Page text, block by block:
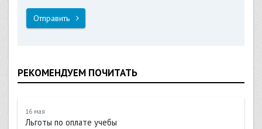
Отправить
РЕКОМЕНДУЕМ ПОЧИТАТЬ
16 мая
Льготы по оплате учебы